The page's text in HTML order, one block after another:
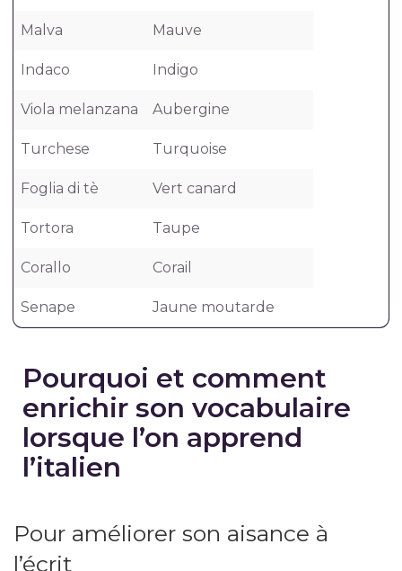
Malva Mauve
Indaco Indigo
Viola melanzana Aubergine
Turchese Turquoise
Foglia di tè Vert canard
Tortora Taupe
Corallo Corail
Senape Jaune moutarde
Pourquoi et comment
enrichir son vocabulaire
lorsque l’on apprend
l’italien
Pour améliorer son aisance à
l’écrit